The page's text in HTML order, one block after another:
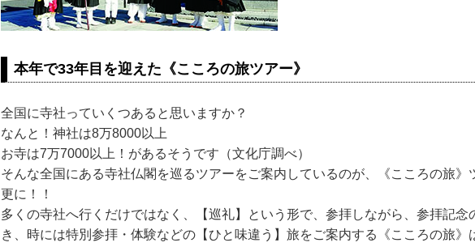
本年で33年目を迎えた《こころの旅ツアー》
全国に寺社っていくつあると思いますか？
なんと！神社は8万8000以上
お寺は7万7000以上！があるそうです（文化庁調べ）
そんな全国にある寺社仏閣を巡るツアーをご案内しているのが、《こころの旅》
更に！！
多くの寺社へ行くだけではなく、【巡礼】という形で、参拝しながら、参拝記念
き、時には特別参拝・体験などの【ひと味違う】旅をご案内する《こころの旅》